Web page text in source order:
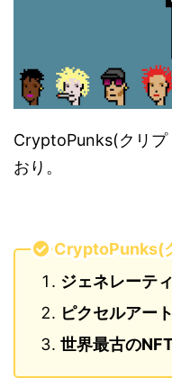
CryptoPunks(クリプ
おり。
CryptoPunks(
ジェネレーテ
ピクセルアート
世界最古の